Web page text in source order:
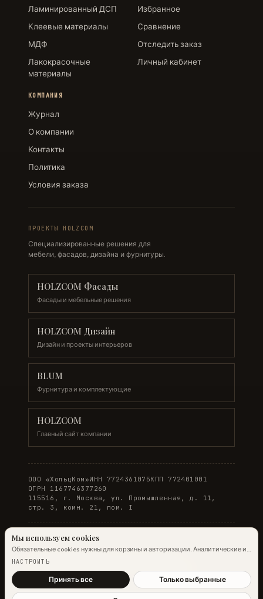
Ламинированный ДСП
Клеевые материалы
МДФ
Лакокрасочные
материалы
Избранное
Сравнение
Отследить заказ
Личный кабинет
КОМПАНИЯ
Журнал
О компании
Контакты
Политика
Условия заказа
ПРОЕКТЫ HOLZCOM
Специализированные решения для
мебели, фасадов, дизайна и фурнитуры.
HOLZCOM Фасады
Фасады и мебельные решения
HOLZCOM Дизайн
Дизайн и проекты интерьеров
BLUM
Фурнитура и комплектующие
HOLZCOM
Главный сайт компании
ООО «ХольцКом»ИНН 7724361075КПП 772401001
ОГРН 1167746377260
115516, г. Москва, ул. Промышленная, д. 11,
стр. 3, комн. 21, пом. I
© 2026 WOODONLINE. Все права защищены.
Мы используем cookies
Обязательные cookies нужны для корзины и авторизации. Аналитические и
маркетинговые помогают улучшить сайт.
НАСТРОИТЬ
Принять все Только выбранные